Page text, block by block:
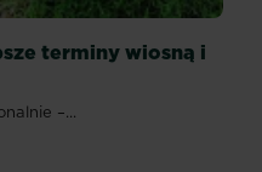
terminy wiosną i
–...
terminy wiosną i